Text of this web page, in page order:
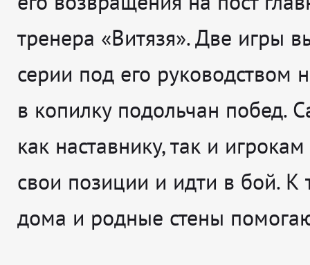
тренера «Витязя». Две игры
серии под его руководством
в копилку подольчан побед.
как наставнику, так и
свои позиции и идти в бой. К
дома и родные стены